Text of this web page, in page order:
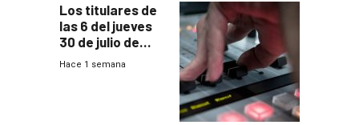
Los titulares de
las 6 del jueves
30 de julio de
2026
Hace 1 semana